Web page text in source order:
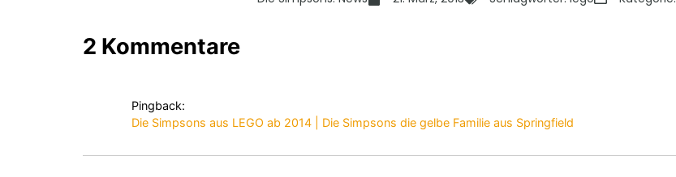
2 Kommentare
Pingback:
Die Simpsons aus LEGO ab 2014 | Die Simpsons die gelbe Familie aus Springfield